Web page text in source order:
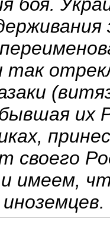
так
их
своего
имеем,